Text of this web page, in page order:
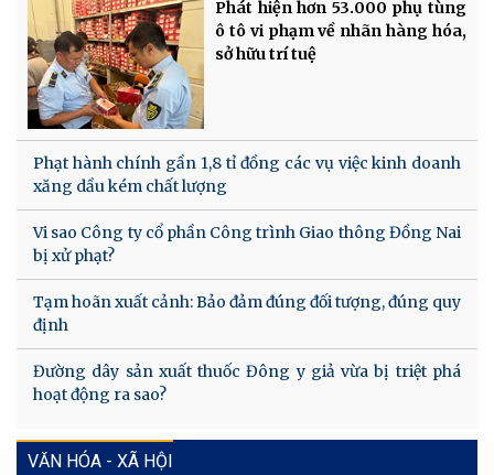
Phát hiện hơn 53.000 phụ tùng
ô tô vi phạm về nhãn hàng hóa,
sở hữu trí tuệ
Phạt hành chính gần 1,8 tỉ đồng các vụ việc kinh doanh
xăng dầu kém chất lượng
Vi sao Công ty cổ phần Công trình Giao thông Đồng Nai
bị xử phạt?
Tạm hoãn xuất cảnh: Bảo đảm đúng đối tượng, đúng quy
định
Đường dây sản xuất thuốc Đông y giả vừa bị triệt phá
hoạt động ra sao?
VĂN HÓA - XÃ HỘI